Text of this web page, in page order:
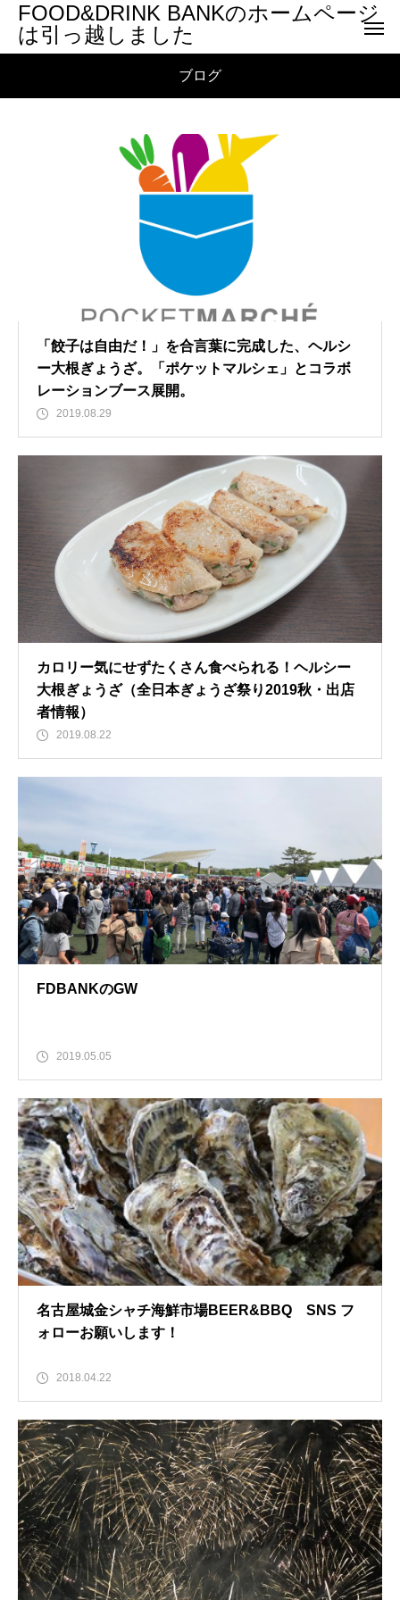
FOOD&DRINK BANKのホームページ
は引っ越しました
ブログ
「餃子は自由だ！」を合言葉に完成した、ヘルシ
ー大根ぎょうざ。「ポケットマルシェ」とコラボ
レーションブース展開。
2019.08.29
カロリー気にせずたくさん食べられる！ヘルシー
大根ぎょうざ（全日本ぎょうざ祭り2019秋・出店
者情報）
2019.08.22
FDBANKのGW
2019.05.05
名古屋城金シャチ海鮮市場BEER&BBQ SNS フ
ォローお願いします！
2018.04.22